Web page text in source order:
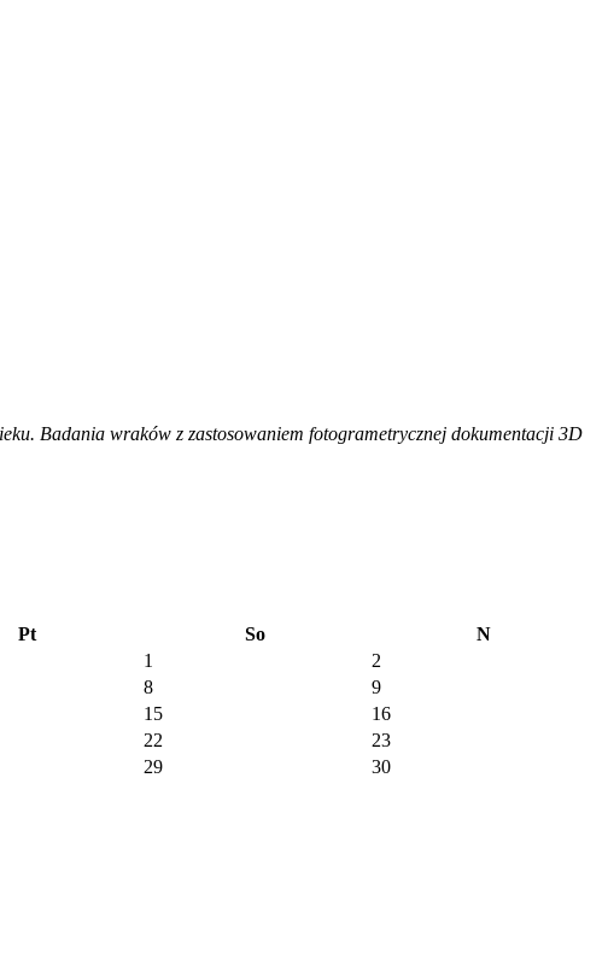
Badania wraków z zastosowaniem fotogrametrycznej dokumentacji 3D
Pt So
N
1
2
8
9
15
16
22
23
29
30